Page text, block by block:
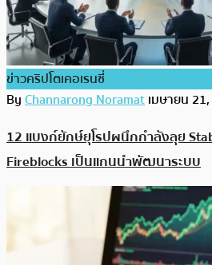
ข่าวคริปโตเคอเรนซี่
ByChannarong Noramatเมษายน
12 แบงก์ยักษ์ยุโรปผนึกกำลังลุย
Fireblocks เป็นแกนนำพัฒนาระบบ